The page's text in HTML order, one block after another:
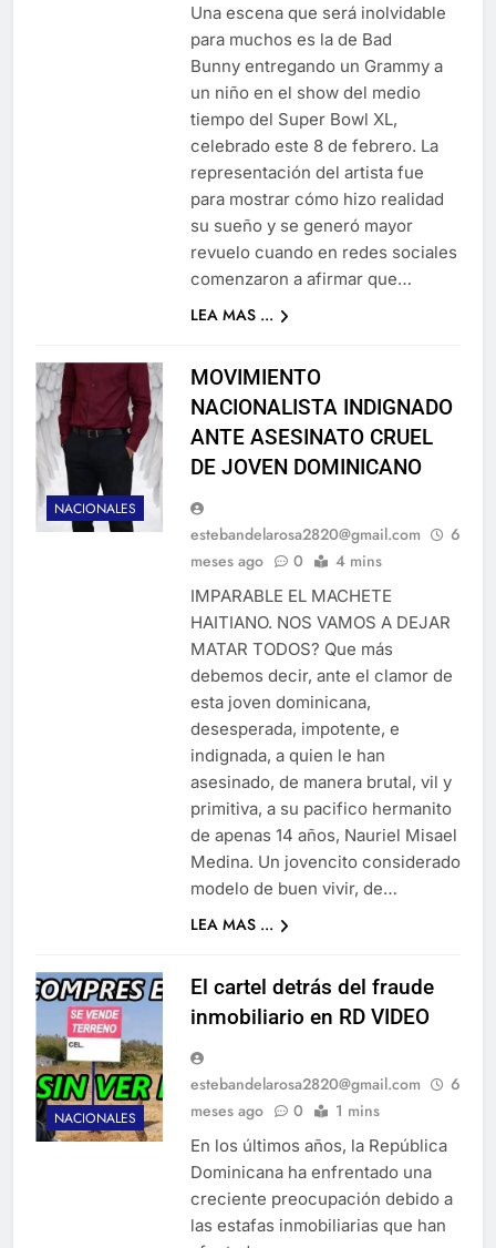
Una escena que será inolvidable
para muchos es la de Bad
Bunny entregando un Grammy a
un niño en el show del medio
tiempo del Super Bowl XL,
celebrado este 8 de febrero. La
representación del artista fue
para mostrar cómo hizo realidad
su sueño y se generó mayor
revuelo cuando en redes sociales
comenzaron a afirmar que…
LEA MAS ...
NACIONALES
MOVIMIENTO
NACIONALISTA INDIGNADO
ANTE ASESINATO CRUEL
DE JOVEN DOMINICANO
estebandelarosa2820@gmail.com
6
meses ago
0 4 mins
IMPARABLE EL MACHETE
HAITIANO. NOS VAMOS A DEJAR
MATAR TODOS? Que más
debemos decir, ante el clamor de
esta joven dominicana,
desesperada, impotente, e
indignada, a quien le han
asesinado, de manera brutal, vil y
primitiva, a su pacifico hermanito
de apenas 14 años, Nauriel Misael
Medina. Un jovencito considerado
modelo de buen vivir, de…
LEA MAS ...
NACIONALES
El cartel detrás del fraude
inmobiliario en RD VIDEO
estebandelarosa2820@gmail.com
6
meses ago
0 1 mins
En los últimos años, la República
Dominicana ha enfrentado una
creciente preocupación debido a
las estafas inmobiliarias que han